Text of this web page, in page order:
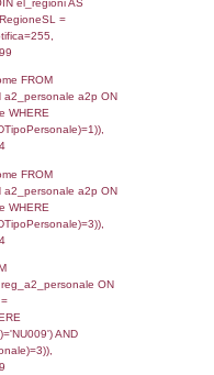
executionMS:
`userlevelname`
FROM
= -2, executionMS:
`userlevelid`,
WHERE `userlevelid`
AS provincia,
as